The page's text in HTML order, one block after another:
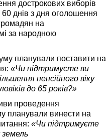
дострокових виборів
60 днів з дня оголошення
на
за народною
планували поставити на
«Чи підтримуєте ви
пенсійного віку
до 65 років?»
проведення
планували винести на
«Чи підтримуєте
земель